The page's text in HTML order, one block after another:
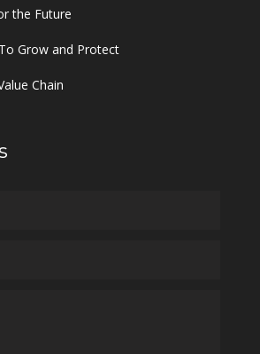
the Future
Grow and Protect
Chain